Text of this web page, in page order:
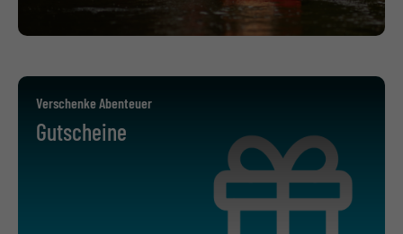
Verschenke Abenteuer
Gutscheine